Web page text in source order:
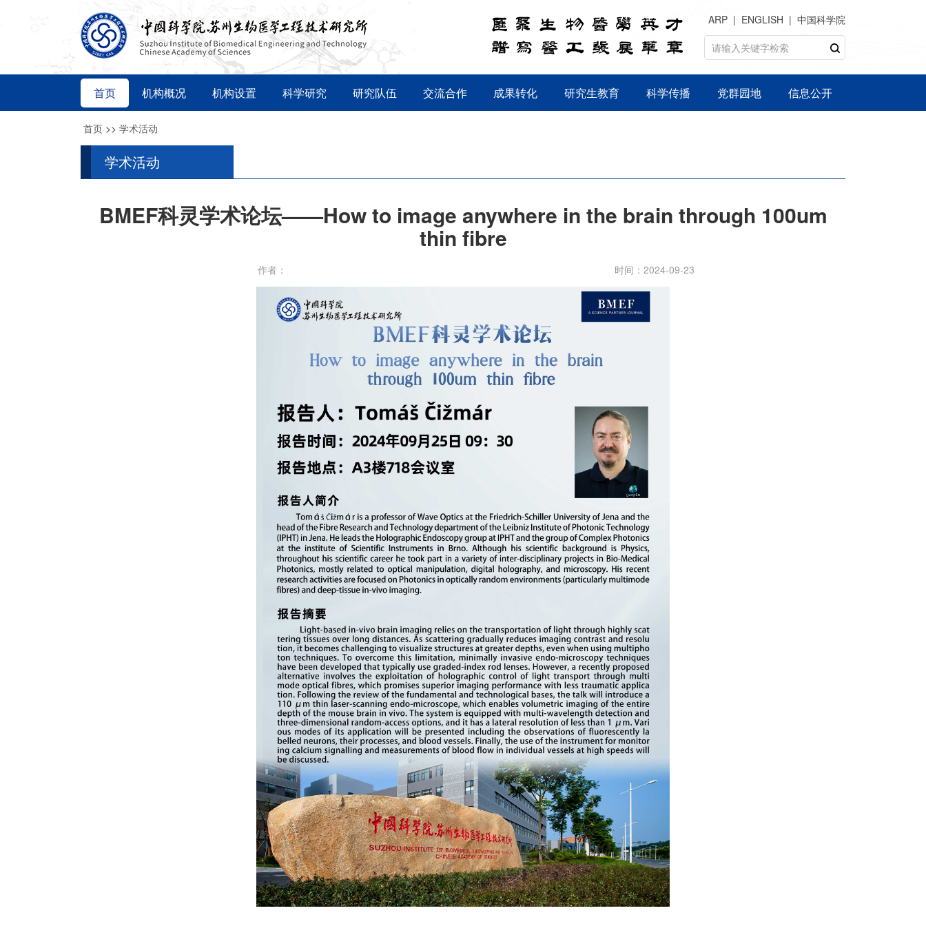
ARP ENGLISH 中国科学院
首页 机构概况 机构设置 科学研究 研究队伍 交流合作 成果转化 研究生教育 科学传播 党群园地 信息公开
首页 >> 学术活动
学术活动
BMEF科灵学术论坛——How to image anywhere in the brain through 100um
thin fibre
作者： 时间：2024-09-23